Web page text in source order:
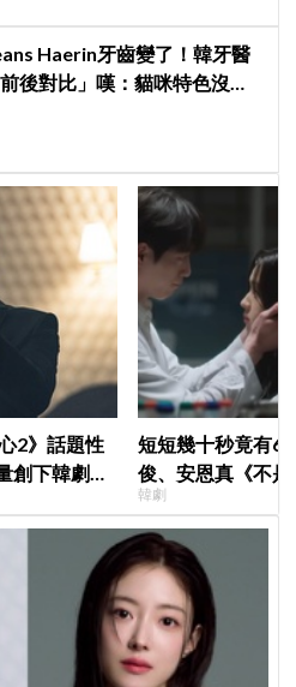
Haerin牙齒變了！韓牙醫
後對比」嘆：貓咪特色沒
2》話題性
創下韓劇新
短短幾十秒竟有6
俊、安恩真《不
公開，網友直呼
韓劇